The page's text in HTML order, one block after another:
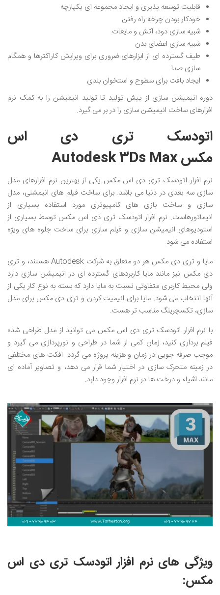
قابلیت توسعه پذیری و ایجاد مجموعه ای یکپارچه
خودکار بودن چرخه راه رفتن
شبیه سازی دود، آتش و مایعات
شبیه سازی اعضای بدن
طیف گسترده ای از ابزارهای ضروری برای ویرایش کاراکترها و همگام
سازی صدا
ایجاد بافت برای سطوح و استخوان بندی
دوره انیمیشن سازی از پیش تولید تا تولید انیمیشن را به کمک نرم
افزارهای ساخت انیمیشن سازی را در بر می گیرد.
اتودسک تری ‌دی‌ اس
مکس Autodesk 3Ds Max
نرم افزار اتودسک تری دی اس مکس یکی از بهترین نرم افزارهای مدل
سازی سه بعدی در دنیا می باشد. برای ساخت فیلم های انیمشنی، مدل
سازی و ساخت بازی های کامپیوتری مورد استفاده بسیاری از
انیماتورهاست. نرم افزار اتودسک تری دی اس مکس توسط بسیاری از
استودیوهای انیمیشن سازی و فیلم سازی برای ساخت جلوه های ویژه
استفاده می شود.
مایا و تری دی مکس هر دو متعلق به شرکت Autodesk هستند، و تری
دی مکس نیز مانند مایا کاربردهای گسترده‌ ای در انیمیشن سازی دارد
ولی محیط کاربری متفاوتی نسبت به مایا دارد که بسته به نوع کار یکی از
آنها انتخاب می شود. مایا برای انیمیت کردن و تری دی مکس برای مدل‌
سازی، تکسچرینگ مناسب‌ تر هست.
با نرم افزار اتودسک تری دی اس مکس می توانید از مدل طراحی شده
فیلم برداری کنید، زمان کمی از شما در طراحی و نورپردازی می گیرد و
موجب صرفه جویی در زمان و هزینه پروژه می گردد. افکت های مختلفی
در زمینه متحرک سازی در اختیار شما قرار می دهد، و تصاویر آماده ای
مانند اشیاء و درخت ها در نرم افزار وجود دارد.
ویژگی های نرم افزار اتودسک تری دی اس
مکس: